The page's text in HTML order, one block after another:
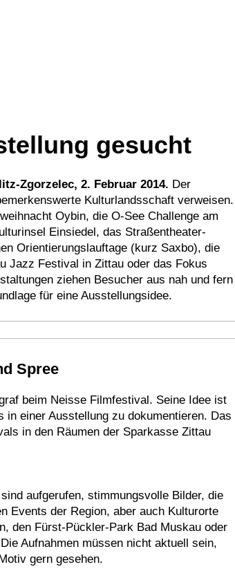
gesucht
Zgorzelec, 2. Februar 2014. Der
Kulturlandsschaft verweisen.
Oybin, die O-See Challenge am
Einsiedel, das Straßentheater-
Orientierungslauftage (kurz Saxbo), die
Jazz Festival in Zittau oder das Fokus
ziehen Besucher aus nah und fern
für eine Ausstellungsidee.
Spree
beim Neisse Filmfestival. Seine Idee ist
einer Ausstellung zu dokumentieren. Das
in den Räumen der Sparkasse Zittau
aufgerufen, stimmungsvolle Bilder, die
Events der Region, aber auch Kulturorte
den Fürst-Pückler-Park Bad Muskau oder
Aufnahmen müssen nicht aktuell sein,
gern gesehen.